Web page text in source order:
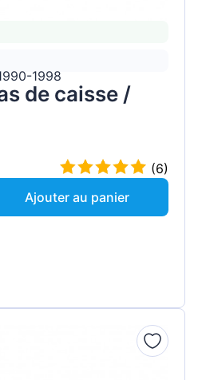
1998
de caisse /
(6)
Ajouter au panier